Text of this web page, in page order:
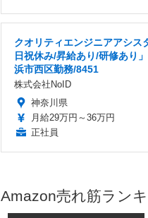
クオリティエンジニアアシス
日祝休み/昇給あり/研修あり
浜市西区勤務/8451
株式会社NoID
神奈川県
月給29万円～36万円
正社員
Amazon売れ筋ラン